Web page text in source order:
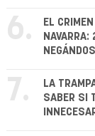
6.
EL
NAVARRA:
7.
LA
SABER SI